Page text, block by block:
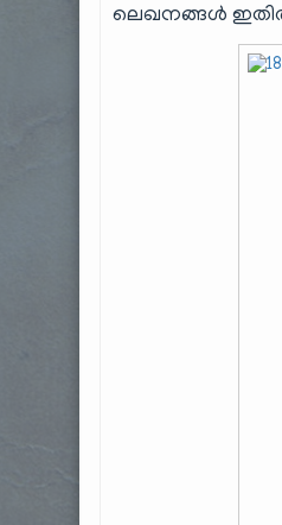
ലെഖനങ്ങൾ